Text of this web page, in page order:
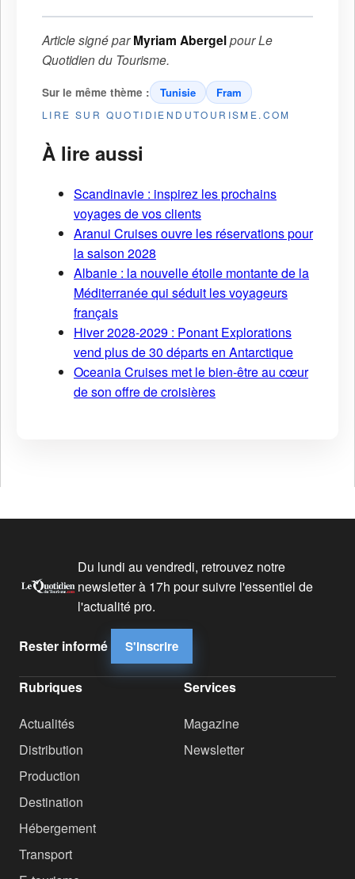
Article signé parMyriam AbergelpourLe
Quotidien du Tourisme.
Sur le même thème : Tunisie Fram
LIRE SUR QUOTIDIENDUTOURISME.COM
À lire aussi
Scandinavie : inspirez les prochains
voyages de vos clients
Aranui Cruises ouvre les réservations pour
la saison 2028
Albanie : la nouvelle étoile montante de la
Méditerranée qui séduit les voyageurs
français
Hiver 2028-2029 : Ponant Explorations
vend plus de 30 départs en Antarctique
Oceania Cruises met le bien-être au cœur
de son offre de croisières
Du lundi au vendredi, retrouvez notre
newsletter à 17h pour suivre l'essentiel de
l'actualité pro.
Rester informé S'inscrire
Rubriques
Actualités
Distribution
Production
Destination
Hébergement
Transport
Services
Magazine
Newsletter